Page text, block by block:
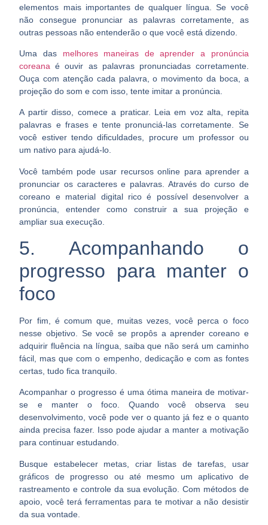
elementos mais importantes de qualquer língua. Se você
não consegue pronunciar as palavras corretamente, as
outras pessoas não entenderão o que você está dizendo.
Uma das melhores maneiras de aprender a pronúncia
coreana é ouvir as palavras pronunciadas corretamente.
Ouça com atenção cada palavra, o movimento da boca, a
projeção do som e com isso, tente imitar a pronúncia.
A partir disso, comece a praticar. Leia em voz alta, repita
palavras e frases e tente pronunciá-las corretamente. Se
você estiver tendo dificuldades, procure um professor ou
um nativo para ajudá-lo.
Você também pode usar recursos online para aprender a
pronunciar os caracteres e palavras. Através do curso de
coreano e material digital rico é possível desenvolver a
pronúncia, entender como construir a sua projeção e
ampliar sua execução.
5. Acompanhando o
progresso para manter o
foco
Por fim, é comum que, muitas vezes, você perca o foco
nesse objetivo. Se você se propôs a aprender coreano e
adquirir fluência na língua, saiba que não será um caminho
fácil, mas que com o empenho, dedicação e com as fontes
certas, tudo fica tranquilo.
Acompanhar o progresso é uma ótima maneira de motivar-
se e manter o foco. Quando você observa seu
desenvolvimento, você pode ver o quanto já fez e o quanto
ainda precisa fazer. Isso pode ajudar a manter a motivação
para continuar estudando.
Busque estabelecer metas, criar listas de tarefas, usar
gráficos de progresso ou até mesmo um aplicativo de
rastreamento e controle da sua evolução. Com métodos de
apoio, você terá ferramentas para te motivar a não desistir
da sua vontade.